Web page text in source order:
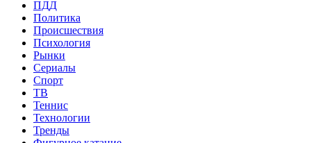
ПДД
Политика
Происшествия
Психология
Рынки
Сериалы
Спорт
ТВ
Теннис
Технологии
Тренды